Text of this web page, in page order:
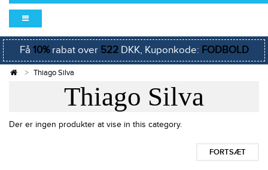
Få 10%rabat over 522DKK, Kuponkode: FODBOLD
Thiago Silva
Thiago Silva
Der er ingen produkter at vise in this category.
FORTSÆT